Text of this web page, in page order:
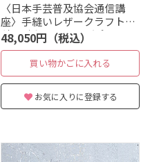
〈日本手芸普及協会通信講
座〉手縫いレザークラフト本
科 財布：レッド／ポーチ：
レッド
48,050円（税込）
買い物かごに入れる
お気に入りに登録する